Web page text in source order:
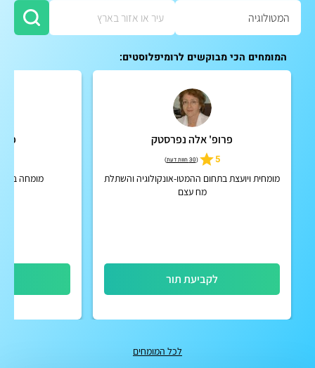
המומחים הכי מבוקשים לרומיפלוסטים:
פרופ' אלה נפרסטק
5
(30 חוות דעת )
מומחית ויועצת בתחום ההמטו-אונקולוגיה והשתלת
מח עצם
לקביעת תור
מומחה
לכל המומחים